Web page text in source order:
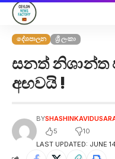
දේශපාලන ශ්‍රී ලංකා
සනත් නිශාන්ත
අඟවයි !
LAST UPDATED: JUNE
BY
5
10